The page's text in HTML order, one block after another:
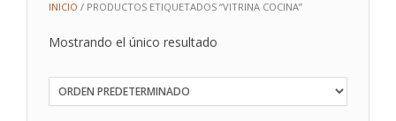
INICIO / PRODUCTOS ETIQUETADOS “VITRINA COCINA”
Mostrando el único resultado